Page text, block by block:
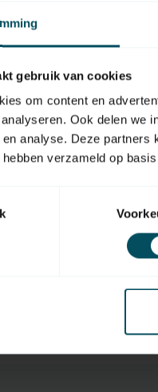
gebruik van cookies
om content en
Ook delen we
analyse. Deze partners
verzameld op